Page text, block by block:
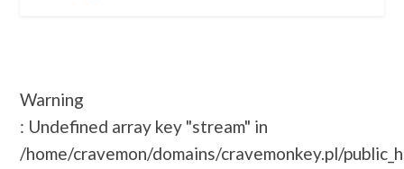
Warning
: Undefined array key "stream" in
/home/cravemon/domains/cravemonkey.pl/